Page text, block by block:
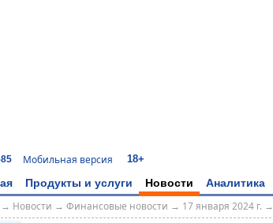
Мобильная версия 18+
Продукты и услуги Новости Аналитика
Новости → Финансовые новости → 17 января 2024 г. →